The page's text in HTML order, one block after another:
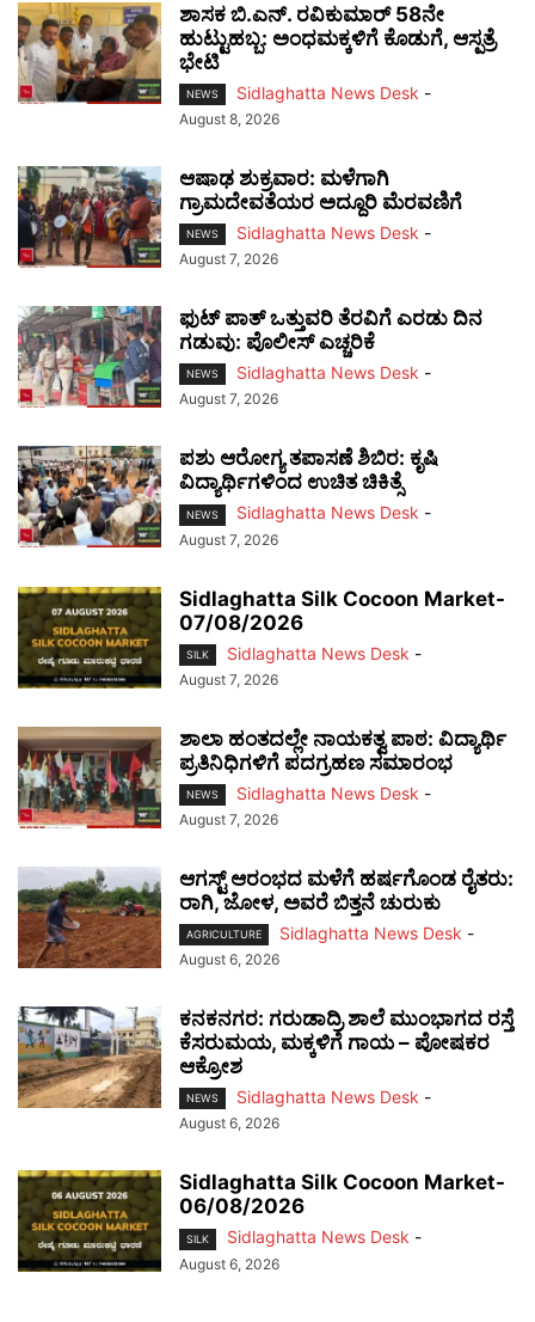
ಶಾಸಕ ಬಿ.ಎನ್. ರವಿಕುಮಾರ್ 58ನೇ
ಹುಟ್ಟುಹಬ್ಬ: ಅಂಧಮಕ್ಕಳಿಗೆ ಕೊಡುಗೆ, ಆಸ್ಪತ್ರೆ
ಭೇಟಿ
NEWS Sidlaghatta News Desk -
August 8, 2026
ಆಷಾಢ ಶುಕ್ರವಾರ: ಮಳೆಗಾಗಿ
ಗ್ರಾಮದೇವತೆಯರ ಅದ್ದೂರಿ ಮೆರವಣಿಗೆ
NEWS Sidlaghatta News Desk -
August 7, 2026
ಫುಟ್‌ ಪಾತ್ ಒತ್ತುವರಿ ತೆರವಿಗೆ ಎರಡು ದಿನ
ಗಡುವು: ಪೊಲೀಸ್ ಎಚ್ಚರಿಕೆ
NEWS Sidlaghatta News Desk -
August 7, 2026
ಪಶು ಆರೋಗ್ಯ ತಪಾಸಣೆ ಶಿಬಿರ: ಕೃಷಿ
ವಿದ್ಯಾರ್ಥಿಗಳಿಂದ ಉಚಿತ ಚಿಕಿತ್ಸೆ
NEWS Sidlaghatta News Desk -
August 7, 2026
Sidlaghatta Silk Cocoon Market-
07/08/2026
SILK Sidlaghatta News Desk -
August 7, 2026
ಶಾಲಾ ಹಂತದಲ್ಲೇ ನಾಯಕತ್ವ ಪಾಠ: ವಿದ್ಯಾರ್ಥಿ
ಪ್ರತಿನಿಧಿಗಳಿಗೆ ಪದಗ್ರಹಣ ಸಮಾರಂಭ
NEWS Sidlaghatta News Desk -
August 7, 2026
ಆಗಸ್ಟ್ ಆರಂಭದ ಮಳೆಗೆ ಹರ್ಷಗೊಂಡ ರೈತರು:
ರಾಗಿ, ಜೋಳ, ಅವರೆ ಬಿತ್ತನೆ ಚುರುಕು
AGRICULTURE Sidlaghatta News Desk -
August 6, 2026
ಕನಕನಗರ: ಗರುಡಾದ್ರಿ ಶಾಲೆ ಮುಂಭಾಗದ ರಸ್ತೆ
ಕೆಸರುಮಯ, ಮಕ್ಕಳಿಗೆ ಗಾಯ – ಪೋಷಕರ
ಆಕ್ರೋಶ
NEWS Sidlaghatta News Desk -
August 6, 2026
Sidlaghatta Silk Cocoon Market-
06/08/2026
SILK Sidlaghatta News Desk -
August 6, 2026